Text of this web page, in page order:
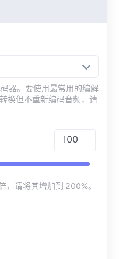
器。要使用最常用的编解
换但不重新编码音频，请
，请将其增加到 200%。